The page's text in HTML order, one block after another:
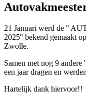
21 Januari werd de ''
2025'' bekend gemaakt
Zwolle.
Samen met nog 9
een jaar dragen en
Hartelijk dank hiervoor!!